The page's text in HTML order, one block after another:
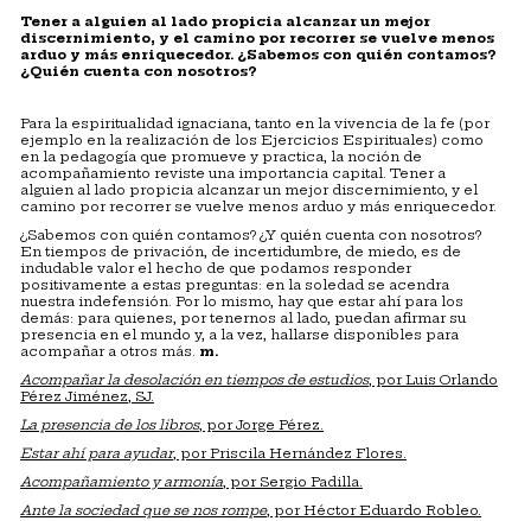
Tener a alguien al lado propicia alcanzar un mejor
discernimiento, y el camino por recorrer se vuelve menos
arduo y más enriquecedor. ¿Sabemos con quién contamos?
¿Quién cuenta con nosotros?
Para la espiritualidad ignaciana, tanto en la vivencia de la fe (por
ejemplo en la realización de los Ejercicios Espirituales) como
en la pedagogía que promueve y practica, la noción de
acompañamiento reviste una importancia capital. Tener a
alguien al lado propicia alcanzar un mejor discernimiento, y el
camino por recorrer se vuelve menos arduo y más enriquecedor.
¿Sabemos con quién contamos? ¿Y quién cuenta con nosotros?
En tiempos de privación, de incertidumbre, de miedo, es de
indudable valor el hecho de que podamos responder
positivamente a estas preguntas: en la soledad se acendra
nuestra indefensión. Por lo mismo, hay que estar ahí para los
demás: para quienes, por tenernos al lado, puedan afirmar su
presencia en el mundo y, a la vez, hallarse disponibles para
acompañar a otros más. m.
Acompañar la desolación en tiempos de estudios, por Luis Orlando
Pérez Jiménez, SJ.
La presencia de los libros, por Jorge Pérez.
Estar ahí para ayudar, por Priscila Hernández Flores.
Acompañamiento y armonía, por Sergio Padilla.
Ante la sociedad que se nos rompe, por Héctor Eduardo Robleo.